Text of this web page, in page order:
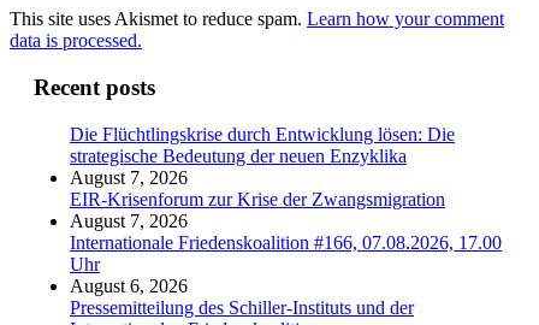
This site uses Akismet to reduce spam. Learn how your comment
data is processed.
Recent posts
Die Flüchtlingskrise durch Entwicklung lösen: Die
strategische Bedeutung der neuen Enzyklika
August 7, 2026
EIR-Krisenforum zur Krise der Zwangsmigration
August 7, 2026
Internationale Friedenskoalition #166, 07.08.2026, 17.00
Uhr
August 6, 2026
Pressemitteilung des Schiller-Instituts und der